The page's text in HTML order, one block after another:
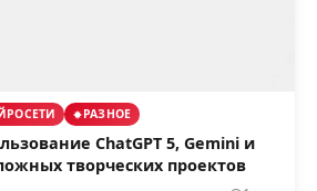
РАЗНОЕ
ChatGPT 5, Gemini и
творческих проектов